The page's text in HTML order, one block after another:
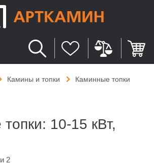
Камины и топки
Каминные топки
10-15 кВт,
2